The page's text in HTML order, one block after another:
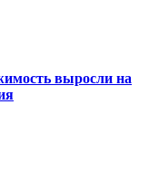
выросли на